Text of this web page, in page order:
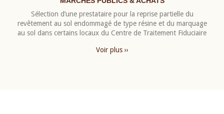
Sélection d’une prestataire pour la reprise partielle du
revêtement au sol endommagé de type résine et du marquage
au sol dans certains locaux du Centre de Traitement Fiduciaire
Voir plus ››